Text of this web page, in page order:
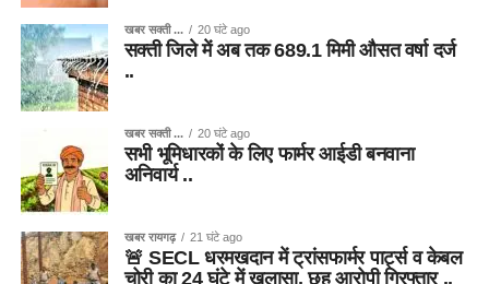
खबर सक्ती ... 20 घंटे ago
सक्ती जिले में अब तक 689.1 मिमी औसत वर्षा दर्ज
..
खबर सक्ती ... 20 घंटे ago
सभी भूमिधारकों के लिए फार्मर आईडी बनवाना
अनिवार्य ..
खबर रायगढ़ 21 घंटे ago
🚨 SECL धरमखदान में ट्रांसफार्मर पार्ट्स व केबल
चोरी का 24 घंटे में खुलासा, छह आरोपी गिरफ्तार ..